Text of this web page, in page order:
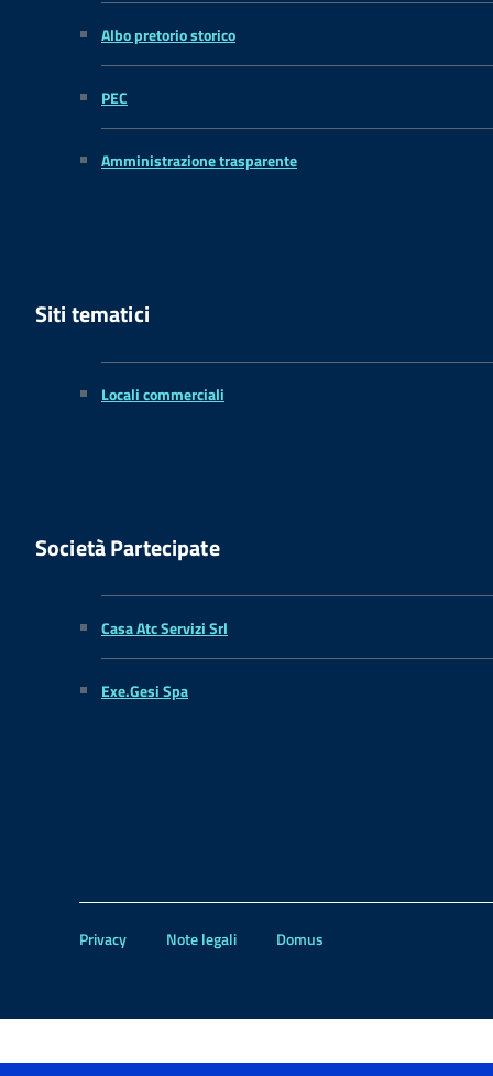
Albo pretorio storico
PEC
Amministrazione trasparente
Siti tematici
Locali commerciali
Società Partecipate
Casa Atc Servizi Srl
Exe.Gesi Spa
Privacy Note legali Domus